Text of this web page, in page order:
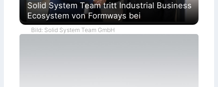
Solid System Team tritt Industrial Business
Ecosystem von Formways bei
Bild: Solid System Team GmbH